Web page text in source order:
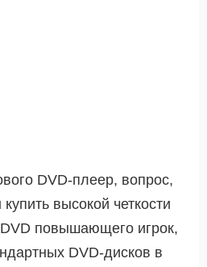
DVD-плеер, вопрос,
высокой четкости
повышающего игрок,
DVD-дисков в